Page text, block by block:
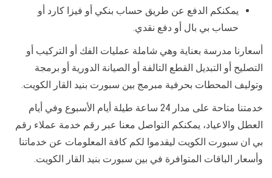
يمكنكم الدفع عن طريق حساب بنكي أو فيزا كارد أو
حساب بي بال أو دفع نقدي.
أسعارنا مدرسة بعناية وهي شاملة عمليات الفك أو التركيب أو
التصليح أو التبديل القطع التالفة أو الصيانة الدورية أو برمجة
وتوليف المحطات بحرفية مبرمج بين سبورت بنيد القار الكويت.
خدمتنا متاحة على مدار 24 ساعة طيلة أيام الأسبوع وفي أيام
العطل والاعياد، يمكنكم التواصل معنا عبر رقم خدمة عملاء رقم
بي ان سبورت الكويت ليقدموا لكم كافة المعلومات عن خدماتنا
وأسعار الباقات المتوافرة في بين سبورت بنيد القار الكويت.